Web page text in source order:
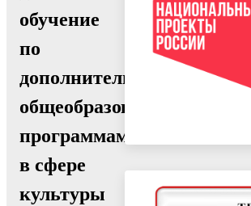
обучение
по
дополнительным
общеобразовательным
программам
в сфере
культуры